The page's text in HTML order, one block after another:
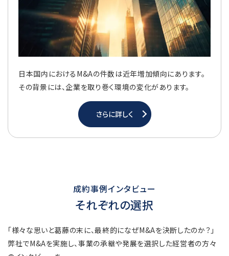
日本国内におけるM&Aの件数は近年増加傾向にあります。
その背景には、企業を取り巻く環境の変化があります。
さらに詳しく
成約事例インタビュー
それぞれの選択
「様々な思いと葛藤の末に、最終的になぜM&Aを決断したのか？」
弊社でM&Aを実施し、事業の承継や発展を選択した経営者の方々